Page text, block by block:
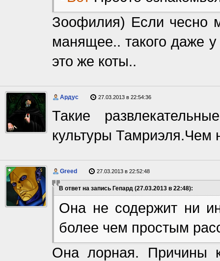
Зоофилия) Если чесно
манящее.. такого даже
это же коты..
Ардус 27.03.2013 в 22:54:36
Такие
культуры Тамриэля.Чем
Greed 27.03.2013 в 22:52:48
В ответ на запись Гепард (27.03.2013 в 22:48):
Она не содержит ни
более чем простым
Она лорная. Причины